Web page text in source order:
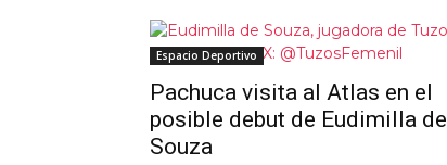
Espacio Deportivo
Pachuca visita al Atlas en el
posible debut de Eudimilla de
Souza